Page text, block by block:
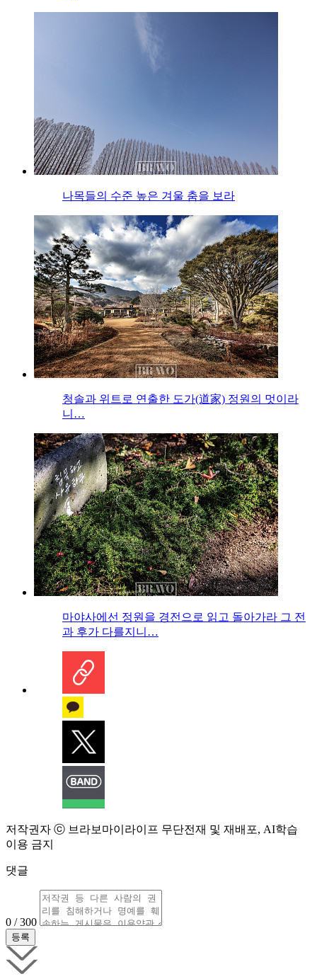
나목들의 수준 높은 겨울 춤을 보라
청솔과 위트로 연출한 도가(道家) 정원의 멋이라
니…
마야사에선 정원을 경전으로 읽고 돌아가라 그 전
과 후가 다를지니…
저작권자 ⓒ 브라보마이라이프 무단전재 및 재배포, AI학습
이용 금지
댓글
0 / 300